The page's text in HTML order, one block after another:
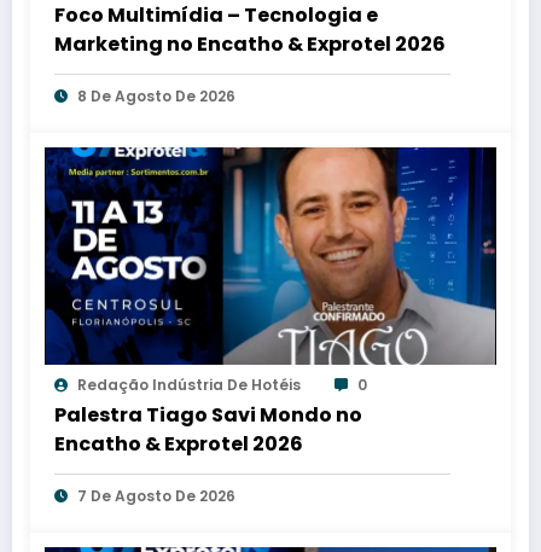
Foco Multimídia – Tecnologia e
Marketing no Encatho & Exprotel 2026
8 De Agosto De 2026
Redação Indústria De Hotéis 0
Palestra Tiago Savi Mondo no
Encatho & Exprotel 2026
7 De Agosto De 2026